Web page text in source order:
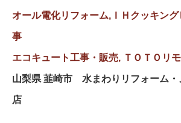
オール電化リフォーム,ＩＨクッキン
事
エコキュート工事・販売, ＴＯＴＯリ
山梨県 韮崎市 水まわりリフォーム・
店